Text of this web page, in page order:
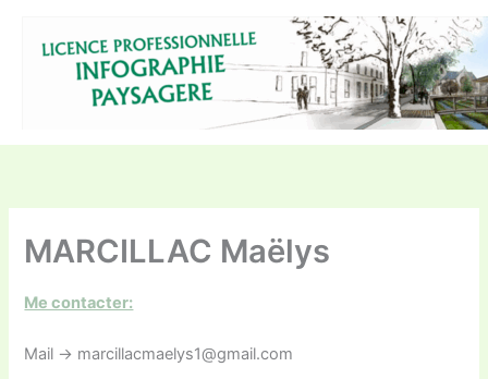
MARCILLAC Maëlys
Me contacter:
Mail -> marcillacmaelys1@gmail.com